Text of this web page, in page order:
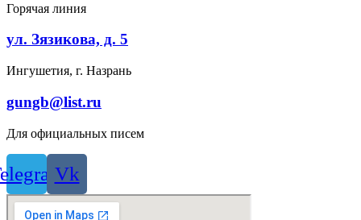
Горячая линия
ул. Зязикова, д. 5
Ингушетия, г. Назрань
gungb@list.ru
Для официальных писем
Vk